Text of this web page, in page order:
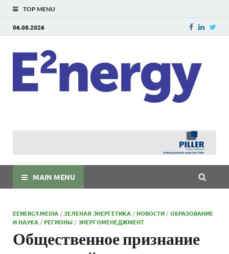
TOP MENU
06.08.2026
MAIN MENU
EENERGY.MEDIA /ЗЕЛЕНАЯ ЭНЕРГЕТИКА /НОВОСТИ /ОБРАЗОВАНИЕ
И НАУКА /РЕГИОНЫ /ЭНЕРГОМЕНЕДЖМЕНТ
Общественное признание